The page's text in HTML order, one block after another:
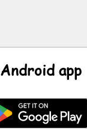
Android app